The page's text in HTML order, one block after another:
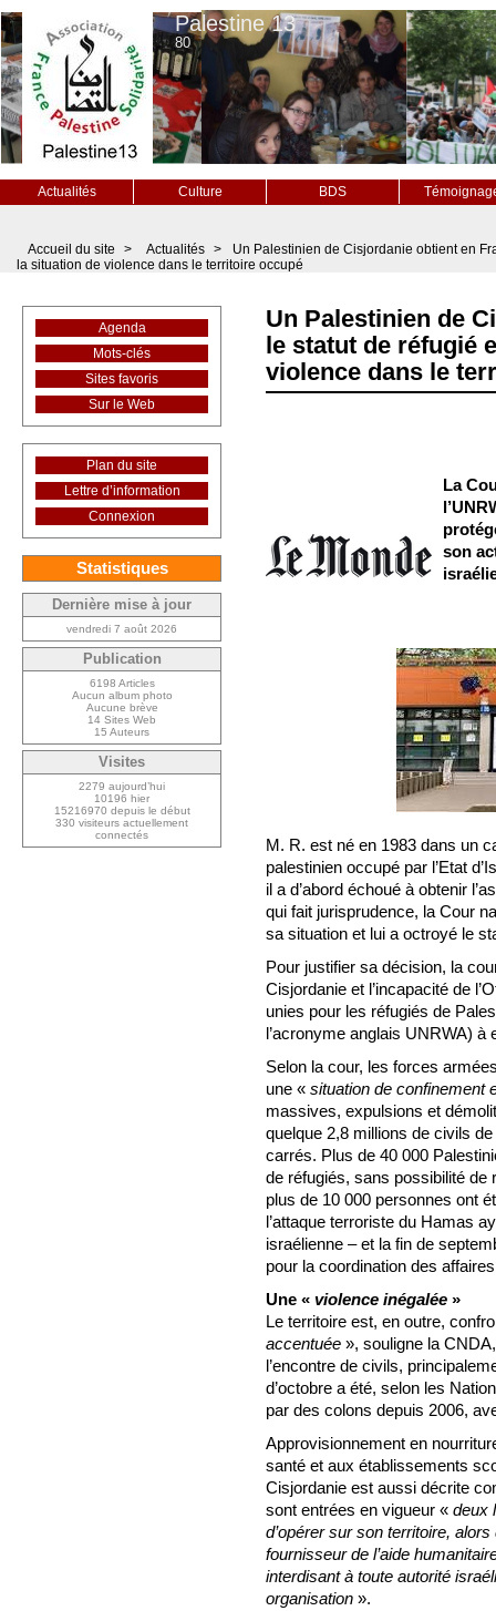
Palestine 13
80
Actualités Culture BDS
Accueil du site > Actualités >
Un Palestinien de Cisjordanie obtient en
la situation de violence dans le territoire occupé
Un Palestinien de
le statut de réfugié
violence dans le
La
son
M. R. est né en 1983 dans un
palestinien occupé par l’Etat
il a d’abord échoué à obtenir
qui fait jurisprudence, la Cour
sa situation et lui a octroyé le
Pour justifier sa décision, la
Cisjordanie et l’incapacité de
unies pour les réfugiés de
l’acronyme anglais UNRWA)
Selon la cour, les forces
une « situation de confinement
massives, expulsions et
quelque 2,8 millions de civils
carrés. Plus de 40 000
de réfugiés, sans possibilité de
plus de 10 000 personnes ont
l’attaque terroriste du Hamas
israélienne – et la fin de
pour la coordination des
Une « violence inégalée »
Le territoire est, en outre,
accentuée », souligne la
l’encontre de civils,
d’octobre a été, selon les
par des colons depuis 2006,
Approvisionnement en
santé et aux établissements
Cisjordanie est aussi décrite
sont entrées en vigueur « deux
d’opérer sur son territoire,
fournisseur de l’aide
interdisant à toute autorité
organisation ».
Agenda
Mots-clés
Sites favoris
Sur le Web
Plan du site
Lettre d’information
Connexion
Statistiques
Dernière mise à jour
vendredi 7 août 2026
Publication
6198 Articles
Aucun album photo
Aucune brève
14 Sites Web
15 Auteurs
Visites
2279 aujourd’hui
10196 hier
15216970 depuis le début
330 visiteurs actuellement
connectés